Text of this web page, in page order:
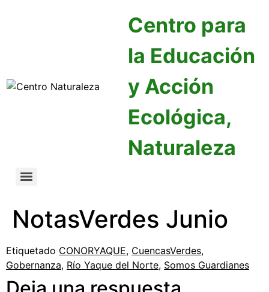
Centro para
la Educación
y Acción
Ecológica,
Naturaleza
NotasVerdes Junio
Etiquetado CONORYAQUE, CuencasVerdes,
Gobernanza, Río Yaque del Norte, Somos Guardianes